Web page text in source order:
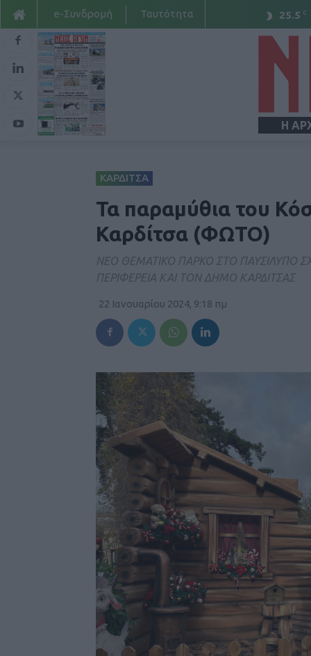
25.5 C
e-Συνδρομή Ταυτότητα
Η
ΚΑΡΔΙΤΣΑ
Τα παραμύθια του
Καρδίτσα (ΦΩΤΟ)
ΝΕΟ ΘΕΜΑΤΙΚΟ ΠΑΡΚΟ ΣΤΟ ΠΑΥΣΙΛΥΠΟ
ΠΕΡΙΦΕΡΕΙΑ ΚΑΙ ΤΟΝ ΔΗΜΟ ΚΑΡΔΙΤΣΑΣ
22 Ιανουαρίου 2024, 9:18 πμ